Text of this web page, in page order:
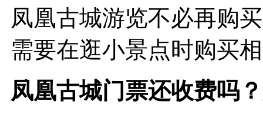
凤凰古城游览不必再购
需要在逛小景点时购买
凤凰古城门票还收费吗